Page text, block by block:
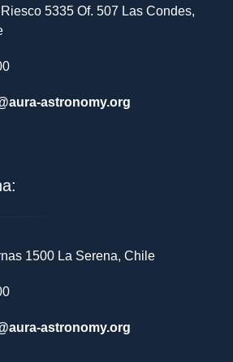
5335 Of. 507 Las Condes,
astronomy.org
1500 La Serena, Chile
astronomy.org